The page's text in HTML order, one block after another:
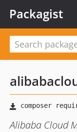
Packagist
Alibaba Cloud